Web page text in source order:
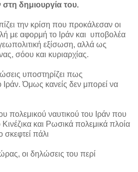
δημιουργία του.
την κρίση που προκάλεσαν οι
με αφορμή το Ιράν και υποβολέα
εξίσωση, αλλά ως
σόου και κυριαρχίας.
υποστηρίζει πως
Ιράν. Όμως κανείς δεν μπορεί να
πολεμικού ναυτικού του Ιράν που
και Ρωσικά πολεμικά πλοία
πάλι
οι δηλώσεις του περί